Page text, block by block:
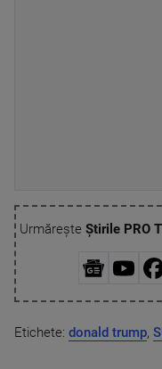
Urmărește Știrile PRO
Etichete: donald trump,